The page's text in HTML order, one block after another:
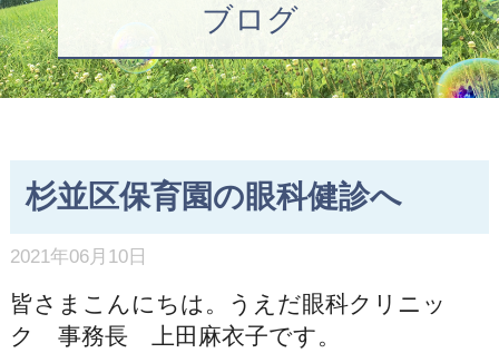
ブログ
杉並区保育園の眼科健診へ
2021年06月10日
皆さまこんにちは。うえだ眼科クリニッ
ク 事務長 上田麻衣子です。